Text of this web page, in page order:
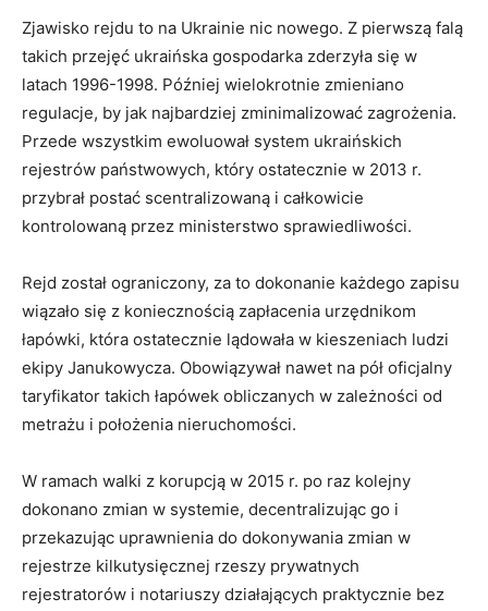
Zjawisko rejdu to na Ukrainie nic nowego. Z pierwszą falą
takich przejęć ukraińska gospodarka zderzyła się w
latach 1996-1998. Później wielokrotnie zmieniano
regulacje, by jak najbardziej zminimalizować zagrożenia.
Przede wszystkim ewoluował system ukraińskich
rejestrów państwowych, który ostatecznie w 2013 r.
przybrał postać scentralizowaną i całkowicie
kontrolowaną przez ministerstwo sprawiedliwości.
Rejd został ograniczony, za to dokonanie każdego zapisu
wiązało się z koniecznością zapłacenia urzędnikom
łapówki, która ostatecznie lądowała w kieszeniach ludzi
ekipy Janukowycza. Obowiązywał nawet na pół oficjalny
taryfikator takich łapówek obliczanych w zależności od
metrażu i położenia nieruchomości.
W ramach walki z korupcją w 2015 r. po raz kolejny
dokonano zmian w systemie, decentralizując go i
przekazując uprawnienia do dokonywania zmian w
rejestrze kilkutysięcznej rzeszy prywatnych
rejestratorów i notariuszy działających praktycznie bez